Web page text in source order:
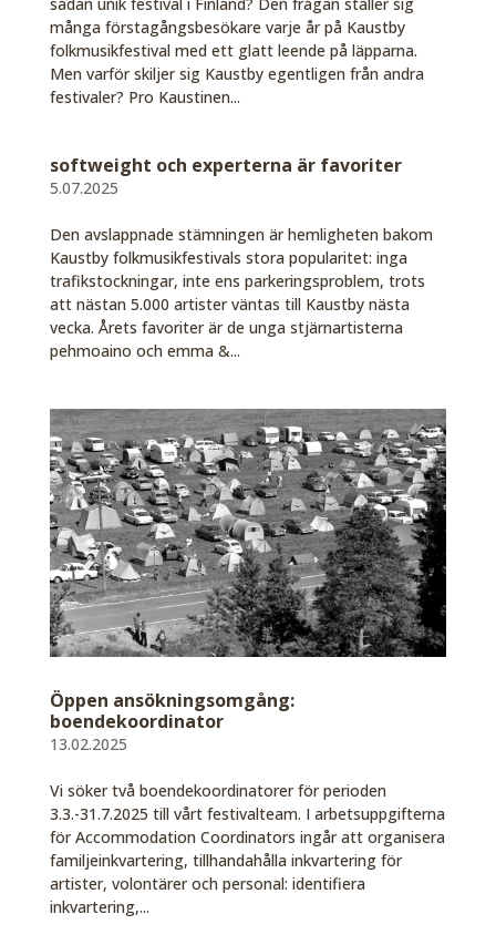
många förstagångsbesökare varje år på Kaustby
folkmusikfestival med ett glatt leende på läpparna.
Men varför skiljer sig Kaustby egentligen från andra
festivaler? Pro Kaustinen...
softweight och experterna är favoriter
5.07.2025
Den avslappnade stämningen är hemligheten bakom
Kaustby folkmusikfestivals stora popularitet: inga
trafikstockningar, inte ens parkeringsproblem, trots
att nästan 5.000 artister väntas till Kaustby nästa
vecka. Årets favoriter är de unga stjärnartisterna
pehmoaino och emma &...
Öppen ansökningsomgång:
boendekoordinator
13.02.2025
Vi söker två boendekoordinatorer för perioden
3.3.-31.7.2025 till vårt festivalteam. I arbetsuppgifterna
för Accommodation Coordinators ingår att organisera
familjeinkvartering, tillhandahålla inkvartering för
artister, volontärer och personal: identifiera
inkvartering,...